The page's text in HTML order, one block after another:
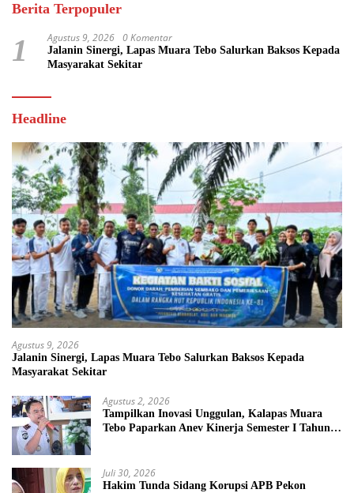
Berita Terpopuler
1 Agustus 9, 2026 0 Komentar
Jalanin Sinergi, Lapas Muara Tebo Salurkan Baksos Kepada
Masyarakat Sekitar
Headline
Agustus 9, 2026
Jalanin Sinergi, Lapas Muara Tebo Salurkan Baksos Kepada
Masyarakat Sekitar
Agustus 2, 2026
Tampilkan Inovasi Unggulan, Kalapas Muara
Tebo Paparkan Anev Kinerja Semester I Tahun
Juli 30, 2026
Hakim Tunda Sidang Korupsi APB Pekon